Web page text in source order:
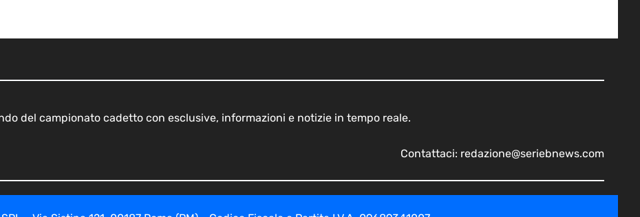
del campionato cadetto con esclusive, informazioni e notizie in tempo reale.
Contattaci: redazione@seriebnews.com